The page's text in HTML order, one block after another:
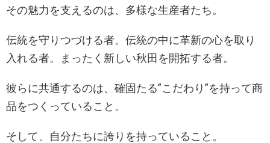
その魅力を支えるのは、多様な生産者たち。
伝統を守りつづける者。伝統の中に革新の心を取り
入れる者。まったく新しい秋田を開拓する者。
彼らに共通するのは、確固たる”こだわり”を持って商
品をつくっていること。
そして、自分たちに誇りを持っていること。